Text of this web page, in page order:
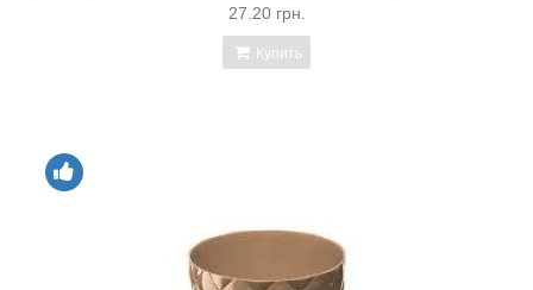
27.20 грн.
Купить